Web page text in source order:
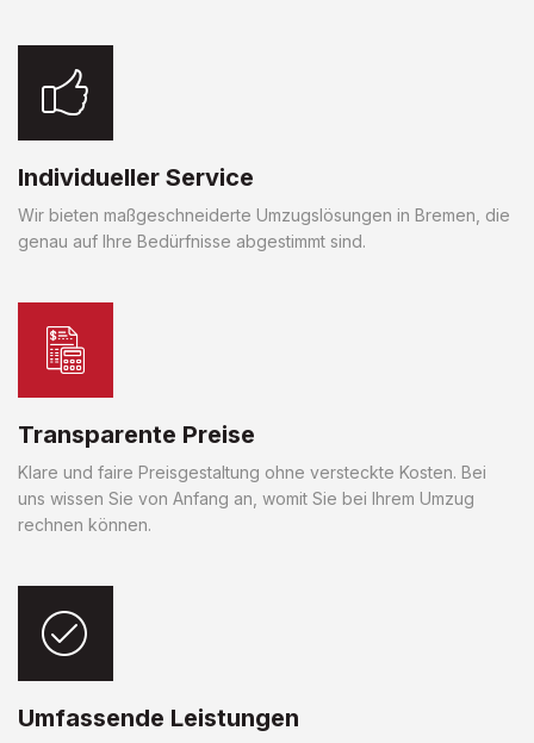
Individueller Service
Wir bieten maßgeschneiderte Umzugslösungen in Bremen, die
genau auf Ihre Bedürfnisse abgestimmt sind.
Transparente Preise
Klare und faire Preisgestaltung ohne versteckte Kosten. Bei
uns wissen Sie von Anfang an, womit Sie bei Ihrem Umzug
rechnen können.
Umfassende Leistungen